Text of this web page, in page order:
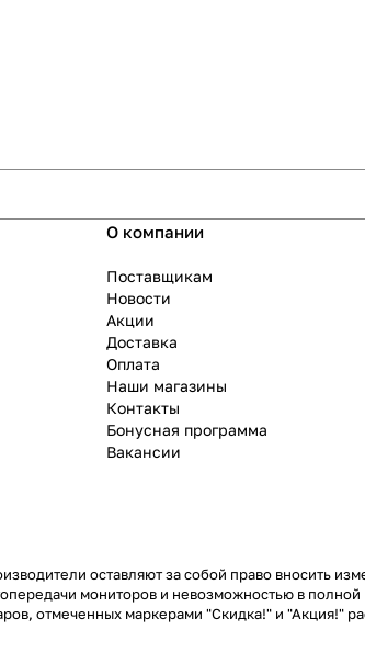
О компании
Поставщикам
Новости
Акции
Доставка
Оплата
Наши магазины
Контакты
Бонусная программа
Вакансии
оставляют за собой право вносить
мониторов и невозможностью в
отмеченных маркерами "Скидка!" и "Акция!"